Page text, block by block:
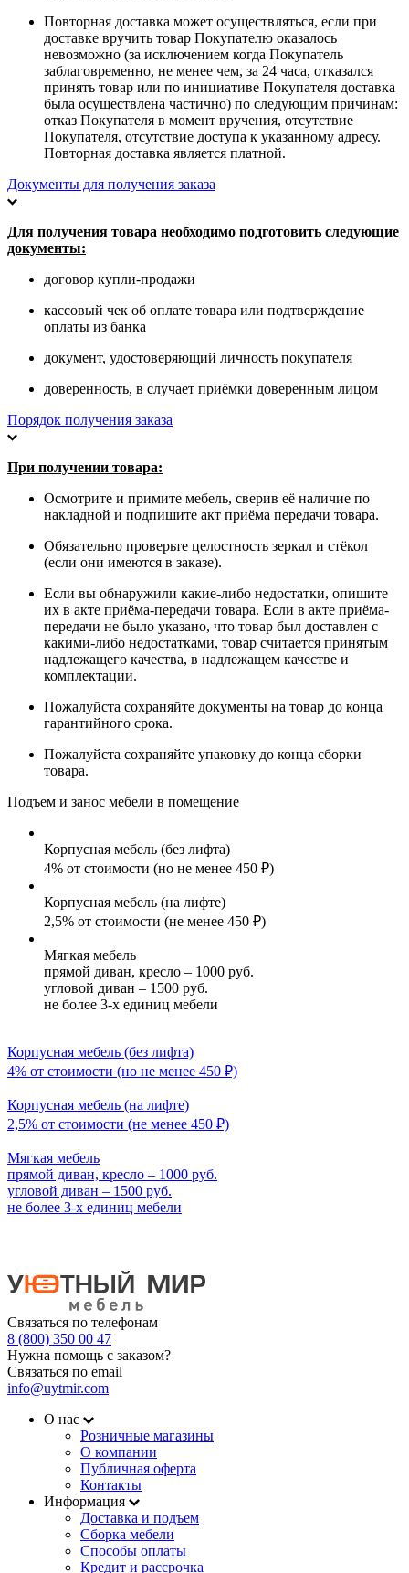
Повторная доставка может осуществляться, если при
доставке вручить товар Покупателю оказалось
невозможно (за исключением когда Покупатель
заблаговременно, не менее чем, за 24 часа, отказался
принять товар или по инициативе Покупателя доставка
была осуществлена частично) по следующим причинам:
отказ Покупателя в момент вручения, отсутствие
Покупателя, отсутствие доступа к указанному адресу.
Повторная доставка является платной.
Документы для получения заказа
Для получения товара необходимо подготовить следующие
документы:
договор купли-продажи
кассовый чек об оплате товара или подтверждение
оплаты из банка
документ, удостоверяющий личность покупателя
доверенность, в случает приёмки доверенным лицом
Порядок получения заказа
При получении товара:
Осмотрите и примите мебель, сверив её наличие по
накладной и подпишите акт приёма передачи товара.
Обязательно проверьте целостность зеркал и стёкол
(если они имеются в заказе).
Если вы обнаружили какие-либо недостатки, опишите
их в акте приёма-передачи товара. Если в акте приёма-
передачи не было указано, что товар был доставлен с
какими-либо недостатками, товар считается принятым
надлежащего качества, в надлежащем качестве и
комплектации.
Пожалуйста сохраняйте документы на товар до конца
гарантийного срока.
Пожалуйста сохраняйте упаковку до конца сборки
товара.
Подъем и занос мебели в помещение
Корпусная мебель (без лифта)
4% от стоимости (но не менее 450 ₽)
Корпусная мебель (на лифте)
2,5% от стоимости (не менее 450 ₽)
Мягкая мебель
прямой диван, кресло – 1000 руб.
угловой диван – 1500 руб.
не более 3-х единиц мебели
Корпусная мебель (без лифта)
4% от стоимости (но не менее 450 ₽)
Корпусная мебель (на лифте)
2,5% от стоимости (не менее 450 ₽)
Мягкая мебель
прямой диван, кресло – 1000 руб.
угловой диван – 1500 руб.
не более 3-х единиц мебели
Связаться по телефонам
8 (800) 350 00 47
Нужна помощь с заказом?
Связаться по email
info@uytmir.com
О нас
Розничные магазины
О компании
Публичная оферта
Контакты
Информация
Доставка и подъем
Сборка мебели
Способы оплаты
Кредит и рассрочка